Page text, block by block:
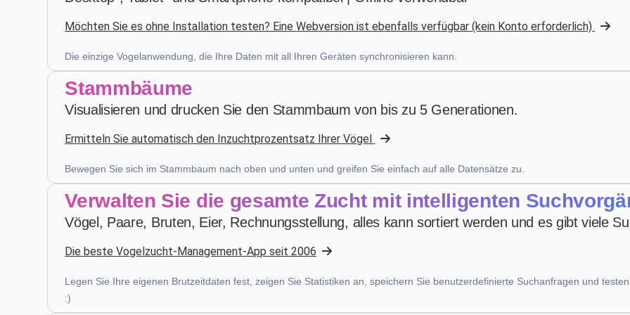
Patrick Salmon ·France
starstarstarstarstar v4.3.21
vor 4 Wochen
bruno peri ·Italia
starstarstarstarstar
vor 4 Wochen
starstar
Fünf-Sterne-Bewertung Fünf-Sterne-Bewertung
Robert Banasiewicz ·Polska Nhb Bourahmah ·Kuwait
Möchten Sie es ohne Installation testen? Eine Webversion ist ebenfalls verfügbar (kein Konto erforderlich)
Die einzige Vogelanwendung, die Ihre Daten mit all Ihren Geräten synchronisieren kann.
Stammbäume
Visualisieren und drucken Sie den Stammbaum von bis zu 5 Generationen.
Ermitteln Sie automatisch den Inzuchtprozentsatz Ihrer Vögel
Bewegen Sie sich im Stammbaum nach oben und unten und greifen Sie einfach auf alle Datensätze zu.
Verwalten Sie die gesamte Zucht mit intelligenten
Vögel, Paare, Bruten, Eier, Rechnungsstellung, alles kann sortiert werden und es gibt viele
Die beste Vogelzucht-Management-App seit 2006
Legen Sie Ihre eigenen Brutzeitdaten fest, zeigen Sie Statistiken an, speichern Sie benutzerdefinierte Suchanfragen und
:)